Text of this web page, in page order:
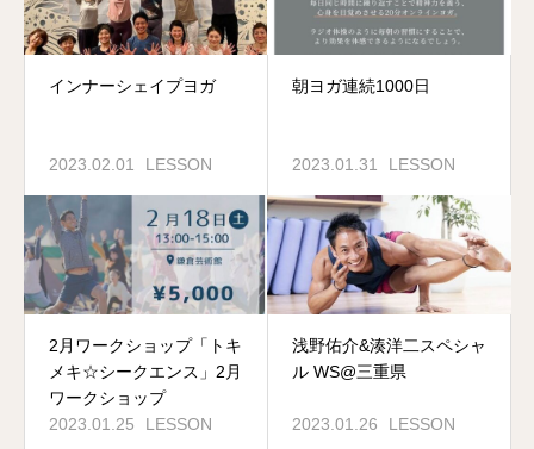
インナーシェイプヨガ
2023.02.01 LESSON
朝ヨガ連続1000日
2023.01.31 LESSON
2月ワークショップ「トキ
メキ☆シークエンス」2月
ワークショップ
2023.01.25
LESSON
浅野佑介&湊洋二スペシャ
ル WS@三重県
2023.01.26 LESSON